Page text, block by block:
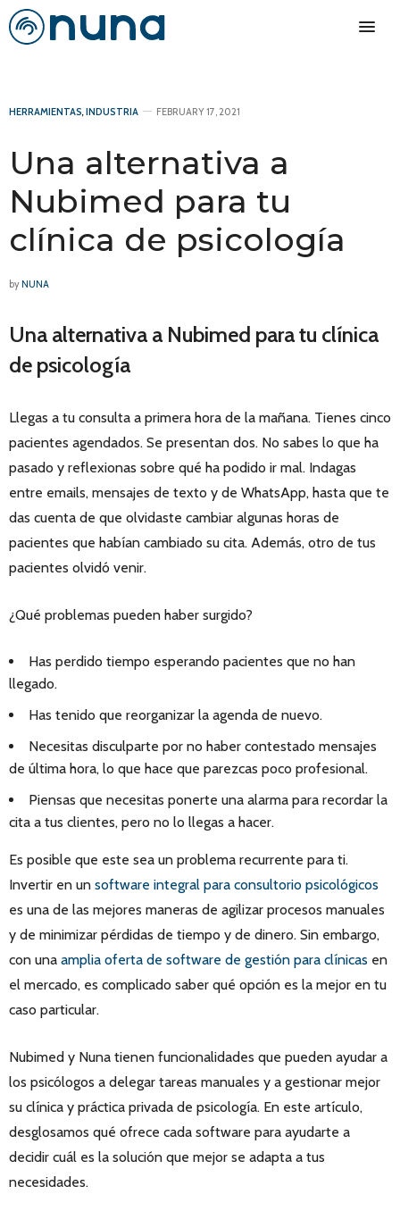
HERRAMIENTAS,INDUSTRIA FEBRUARY 17, 2021
Una alternativa a
Nubimed para tu
clínica de psicología
byNUNA
Una alternativa a Nubimed para tu clínica
de psicología
Llegas a tu consulta a primera hora de la mañana. Tienes cinco
pacientes agendados. Se presentan dos. No sabes lo que ha
pasado y reflexionas sobre qué ha podido ir mal. Indagas
entre emails, mensajes de texto y de WhatsApp, hasta que te
das cuenta de que olvidaste cambiar algunas horas de
pacientes que habían cambiado su cita. Además, otro de tus
pacientes olvidó venir.
¿Qué problemas pueden haber surgido?
Has perdido tiempo esperando pacientes que no han
llegado.
Has tenido que reorganizar la agenda de nuevo.
Necesitas disculparte por no haber contestado mensajes
de última hora, lo que hace que parezcas poco profesional.
Piensas que necesitas ponerte una alarma para recordar la
cita a tus clientes, pero no lo llegas a hacer.
Es posible que este sea un problema recurrente para ti.
Invertir en un software integral para consultorio psicológicos
es una de las mejores maneras de agilizar procesos manuales
y de minimizar pérdidas de tiempo y de dinero. Sin embargo,
con una amplia oferta de software de gestión para clínicas en
el mercado, es complicado saber qué opción es la mejor en tu
caso particular.
Nubimed y Nuna tienen funcionalidades que pueden ayudar a
los psicólogos a delegar tareas manuales y a gestionar mejor
su clínica y práctica privada de psicología. En este artículo,
desglosamos qué ofrece cada software para ayudarte a
decidir cuál es la solución que mejor se adapta a tus
necesidades.